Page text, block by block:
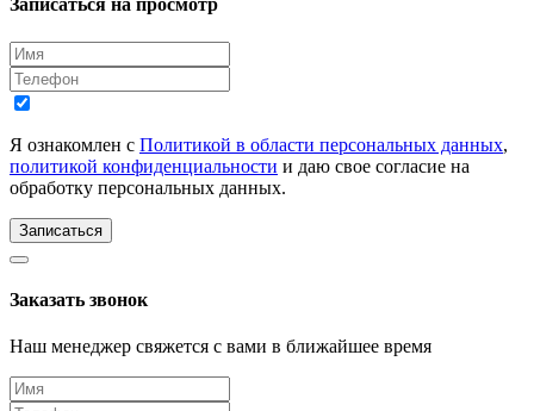
Записаться на просмотр
Я ознакомлен с Политикой в области персональных данных,
политикой конфиденциальности и даю свое согласие на
обработку персональных данных.
Записаться
Заказать звонок
Наш менеджер свяжется с вами в ближайшее время